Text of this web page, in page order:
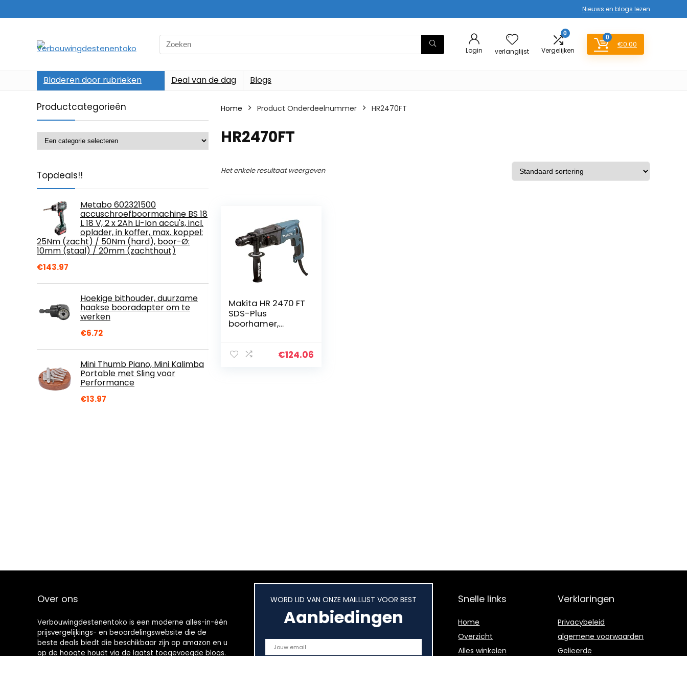
Nieuws en blogs lezen
Search
for:
Login verlanglijst
0
Vergelijken
0
€0.00
Bladeren door rubrieken Deal van de dag Blogs
Productcategorieën
Topdeals!!
Metabo 602321500
accuschroefboormachine BS 18
L 18 V, 2 x 2Ah Li-Ion accu's, incl.
oplader, in koffer, max. koppel:
25Nm (zacht) / 50Nm (hard), boor-Ø:
10mm (staal) / 20mm (zachthout)
€143.97
Hoekige bithouder, duurzame
haakse booradapter om te
werken
€6.72
Mini Thumb Piano, Mini Kalimba
Portable met Sling voor
Performance
€13.97
Home Product Onderdeelnummer ‎HR2470FT
‎HR2470FT
Het enkele resultaat weergeven
Makita HR 2470 FT
SDS-Plus
boorhamer,
€124.06
Over ons
Verbouwingdestenentoko is een moderne alles-in-één
prijsvergelijkings- en beoordelingswebsite die de
beste deals biedt die beschikbaar zijn op amazon en u
op de hoogte houdt via de laatst toegevoegde blogs.
WORD LID VAN ONZE MAILLIJST VOOR BEST
Aanbiedingen
Snelle links
Home
Overzicht
Alles winkelen
Verklaringen
Privacybeleid
algemene voorwaarden
Gelieerde